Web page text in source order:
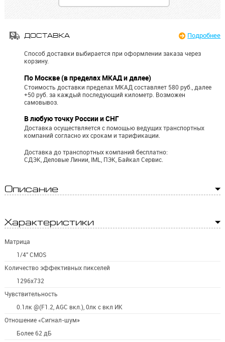
ДОСТАВКА Подробнее
Способ доставки выбирается при оформлении заказа через
корзину.
По Москве (в пределах МКАД и далее)
Стоимость доставки пределах МКАД составляет 580 руб., далее
+50 руб. за каждый последующий километр. Возможен
самовывоз.
В любую точку России и СНГ
Доставка осуществляется с помощью ведущих транспортных
компаний согласно их срокам и тарификации.
Доставка до транспортных компаний бесплатно:
СДЭК, Деловые Линии, IML, ПЭК, Байкал Сервис.
Описание
Характеристики
Матрица
1/4" CMOS
Количество эффективных пикселей
1296х732
Чувствительность
0.1лк @(F1.2, AGC вкл.), 0лк с вкл ИК
Отношение «Сигнал-шум»
Более 62 дБ